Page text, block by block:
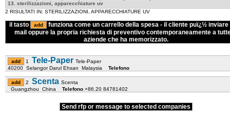
13. sterilizzazioni, apparecchiature uv
2 RISULTATI IN: STERILIZZAZIONI, APPARECCHIATURE UV
il tasto
funziona come un carrello della spesa - il cliente puï¿½ inviare
mail oppure la propria richiesta di preventivo contemporaneamente a
aziende che ha memorizzato.
1 Tele-Paper Tele-Paper
40200 Selangor Darul Ehsan Malaysia Telefono
2 Scenta Scenta
Guangzhou China Telefono +86.20 84781402
Send rfp or message to selected companies